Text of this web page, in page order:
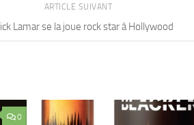
ARTICLE SUIVANT
Lamar se la joue rock star à Hollywood
0